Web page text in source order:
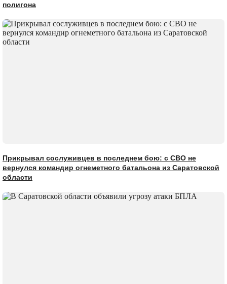
полигона
Прикрывал сослуживцев в последнем бою: с СВО не
вернулся командир огнеметного батальона из Саратовской
области